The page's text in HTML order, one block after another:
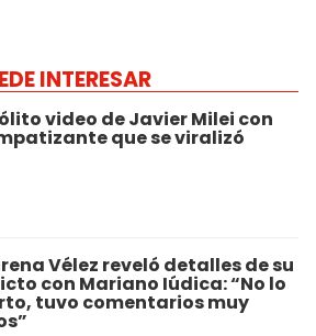
INTERESAR
video de Javier Milei con
que se viralizó
Vélez reveló detalles de su
con Mariano Iúdica: “No lo
tuvo comentarios muy